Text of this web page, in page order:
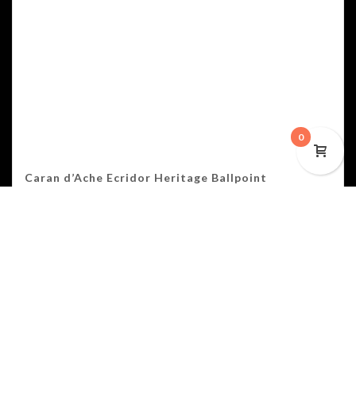
Caran d’Ache Ecridor Heritage Ballpoint
0